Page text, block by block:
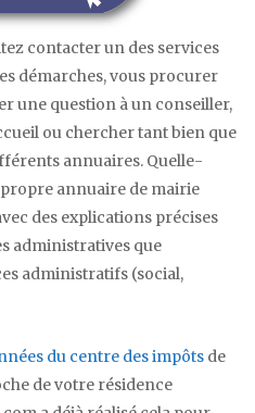
contacter un des services
démarches, vous procurer
une question à un conseiller,
ou chercher tant bien que
annuaires. Quelle-
annuaire de mairie
des explications précises
administratives que
administratifs (social,
du centre des impôts de
de votre résidence